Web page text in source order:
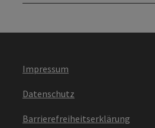
Impressum
Datenschutz
Barrierefreiheitserklärung